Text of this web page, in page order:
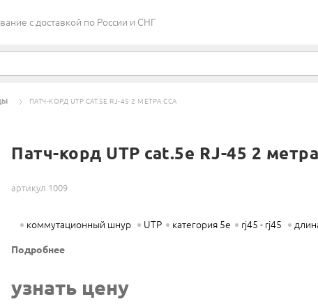
c доставкой по России и СНГ
ПАТЧ-КОРД UTP CAT.5E RJ-45 2 МЕТРА CCA
Патч-корд UTP cat.5e RJ-45 2
артикул 1009
коммутационный шнур UTP категория 5e rj45 - rj45
Подробнее
узнать цену